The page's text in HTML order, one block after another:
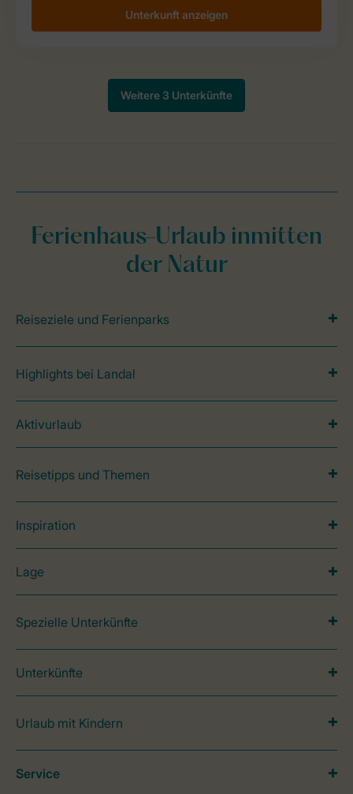
Ferienhaus-Urlaub inmitten
der Natur
Reiseziele und Ferienparks
Highlights bei Landal
Aktivurlaub
Reisetipps und Themen
Inspiration
Lage
Spezielle Unterkünfte
Unterkünfte
Urlaub mit Kindern
Service